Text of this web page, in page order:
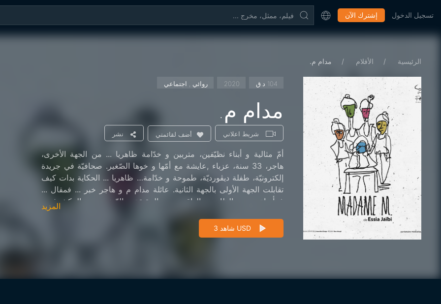
إشترك الآن تسجيل الدخول
الرئيسية الأفلام مدام م.
104 د.ق 2020 روائي , اجتماعي
مدام م.
شريط اعلاني أضف لقائمتي نشر
أمّ مثالية و أبناء نظيّفين، متربين و خدّامة ظاهريا ... من الجهة الأخرى،
هاجر، 33 سنة، عزباء ,عايشة مع أمّها و خوها الصّغير. صحافيّة في جريدة
إلكترونيّة، طفلة ديڤورديّة، طموحة و خدّامة… ظاهريا ... الحكاية بدات كيف
تقابلت الجهة الأولى بالجهة الثانية. عائلة مدام م و هاجر خبر ... فمقال ...
فمأساة ... بين الظاهر و الواقع... بين الحقيقة و الزّيف... بين المكشوف و
المزيد
شاهد 3 USD